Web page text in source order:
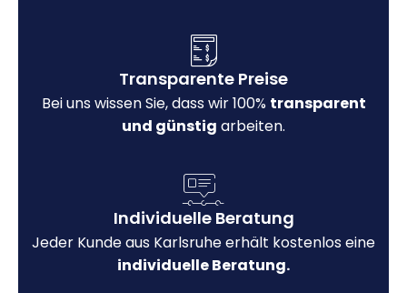
Transparente Preise
Bei uns wissen Sie, dass wir 100% transparent
und günstig arbeiten.
Individuelle Beratung
Jeder Kunde aus Karlsruhe erhält kostenlos eine
individuelle Beratung.